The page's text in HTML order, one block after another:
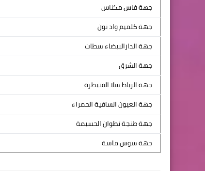
جهة فاس مكناس
جهة كلميم واد نون
جهة الدارالبيضاء سطات
جهة الشرق
جهة الرباط سلا القنيطرة
جهة العيون الساقية الحمراء
جهة طنجة تطوان الحسيمة
جهة سوس ماسة